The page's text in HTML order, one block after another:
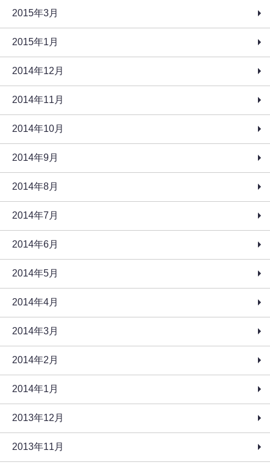
2015年3月
2015年1月
2014年12月
2014年11月
2014年10月
2014年9月
2014年8月
2014年7月
2014年6月
2014年5月
2014年4月
2014年3月
2014年2月
2014年1月
2013年12月
2013年11月